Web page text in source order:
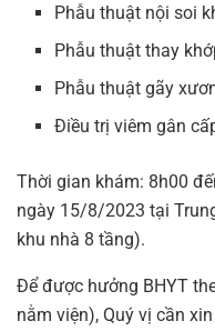
Phẫu thuật nội soi
Phẫu thuật thay
Phẫu thuật gãy
Điều trị viêm gân
Thời gian khám: 8h00
ngày 15/8/2023 tại
khu nhà 8 tầng).
Để được hưởng BHYT
nằm viện), Quý vị cần